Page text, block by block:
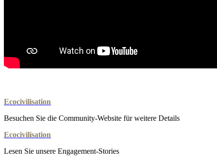
Ecocivilisation
Besuchen Sie die Community-Website für weitere Details
Ecocivilisation
Lesen Sie unsere Engagement-Stories